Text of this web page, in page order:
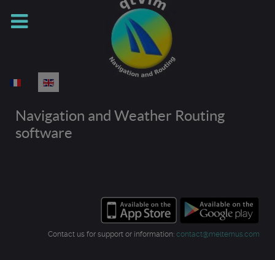
Select your language
Navigation and Weather Routing
software
Contact us for support or information: contact@meltemus.com